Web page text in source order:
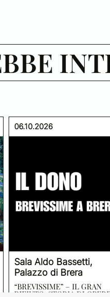
06.10.2026
Sala Aldo Bassetti,
Palazzo di Brera
“BREVISSIME” – IL GRAN
RIFIUTO: STORIA DI OPERE